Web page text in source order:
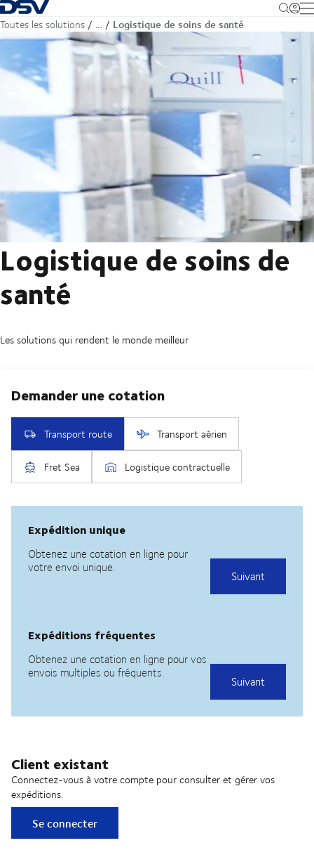
Retour à la page d'accueil
Toutes les solutions … Logistique de soins de santé
Logistique de soins de
santé
Les solutions qui rendent le monde meilleur
Client existant
Connectez-vous à votre compte pour consulter et gérer vos
expéditions.
Se connecter